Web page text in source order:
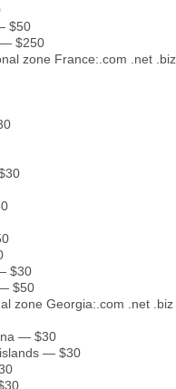
$50
— $250
zone France:.com .net
$30
$50
zone Georgia:.com .net
— $30
— $30